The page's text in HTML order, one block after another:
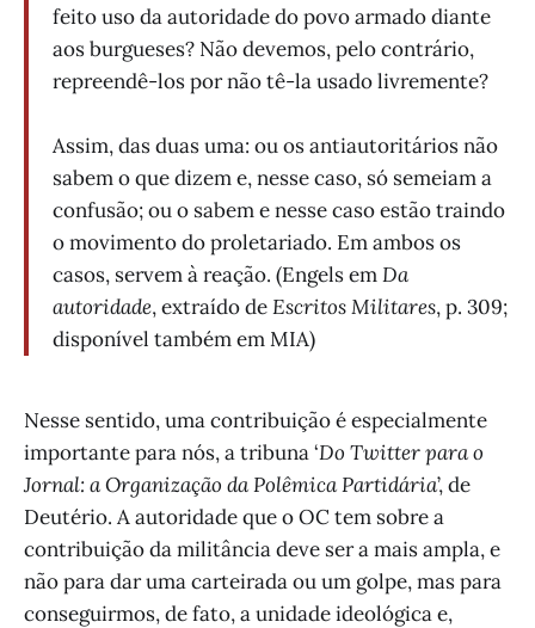
feito uso da autoridade do povo armado diante
aos burgueses? Não devemos, pelo contrário,
repreendê-los por não tê-la usado livremente?
Assim, das duas uma: ou os antiautoritários não
sabem o que dizem e, nesse caso, só semeiam a
confusão; ou o sabem e nesse caso estão traindo
o movimento do proletariado. Em ambos os
casos, servem à reação. (Engels emDa
autoridade, extraído deEscritos Militares, p. 309;
disponível também em MIA)
Nesse sentido, uma contribuição é especialmente
importante para nós, a tribuna ‘Do Twitter para o
Jornal: a Organização da Polêmica Partidária’, de
Deutério. A autoridade que o OC tem sobre a
contribuição da militância deve ser a mais ampla, e
não para dar uma carteirada ou um golpe, mas para
conseguirmos, de fato, a unidade ideológica e,